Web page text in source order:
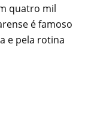
quatro mil
é famoso
e pela rotina